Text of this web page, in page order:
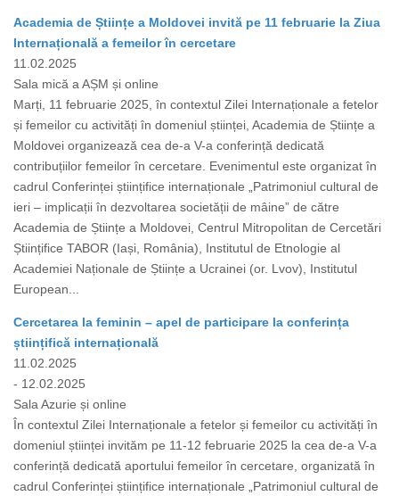
Academia de Științe a Moldovei invită pe 11 februarie la Ziua
Internațională a femeilor în cercetare
11.02.2025
Sala mică a AȘM și online
Marți, 11 februarie 2025, în contextul Zilei Internaționale a fetelor
și femeilor cu activități în domeniul științei, Academia de Științe a
Moldovei organizează cea de-a V-a conferință dedicată
contribuțiilor femeilor în cercetare. Evenimentul este organizat în
cadrul Conferinței științifice internaționale „Patrimoniul cultural de
ieri – implicații în dezvoltarea societății de mâine” de către
Academia de Științe a Moldovei, Centrul Mitropolitan de Cercetări
Științifice TABOR (Iași, România), Institutul de Etnologie al
Academiei Naționale de Științe a Ucrainei (or. Lvov), Institutul
European...
Cercetarea la feminin – apel de participare la conferința
științifică internațională
11.02.2025
- 12.02.2025
Sala Azurie și online
În contextul Zilei Internaționale a fetelor și femeilor cu activități în
domeniul științei invităm pe 11-12 februarie 2025 la cea de-a V-a
conferință dedicată aportului femeilor în cercetare, organizată în
cadrul Conferinței științifice internaționale „Patrimoniul cultural de